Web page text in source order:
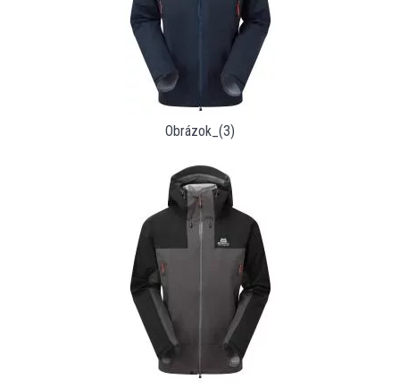
Obrázok_(3)